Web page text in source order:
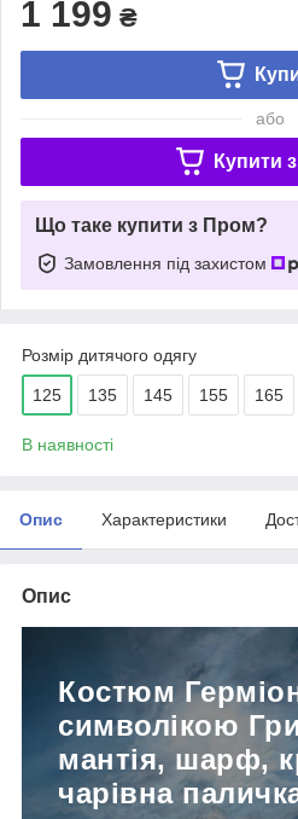
1 199 ₴
або
Купити з
Що таке купити з Пром?
Замовлення під захистом
Розмір дитячого одягу
125 135 145 155 165
В наявності
Опис Характеристики
Опис
Костюм
символікою
мантія, шарф,
чарівна